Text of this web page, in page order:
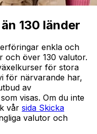
130 länder
enkla och
och över 130 valutor.
för stora
för närvarande har,
av
visas. Om du inte
vår sida Skicka
valutor och